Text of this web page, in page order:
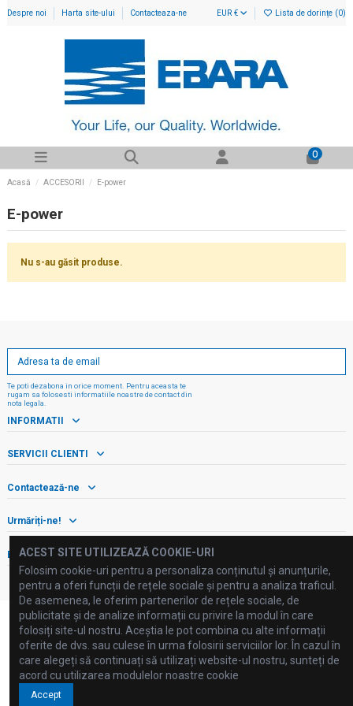
Despre noi Harta site-ului Contacteaza-ne EUR € Lista de dorințe (0)
0
Acasă ACCESORII E-power
E-power
Nu s-au găsit produse.
Te poti dezabona in orice moment. Pentru aceasta te
rugam sa folosesti informatiile noastre de contact din
nota legala.
INFORMATII
SERVICII CLIENTI
Contactează-ne
Urmăriți-ne!
Buletin informativ
©2025 FLUID PROCESSING SRL
ACEST SITE UTILIZEAZĂ COOKIE-URI
Folosim cookie-uri pentru a personaliza conținutul și anunțurile,
pentru a oferi funcții de rețele sociale și pentru a analiza traficul.
De asemenea, le oferim partenerilor de rețele sociale, de
publicitate și de analize informații cu privire la modul în care
folosiți site-ul nostru. Aceștia le pot combina cu alte informații
oferite de dvs. sau culese în urma folosirii serviciilor lor. În cazul în
care alegeți să continuați să utilizați website-ul nostru, sunteți de
acord cu utilizarea modulelor noastre cookie
Accept